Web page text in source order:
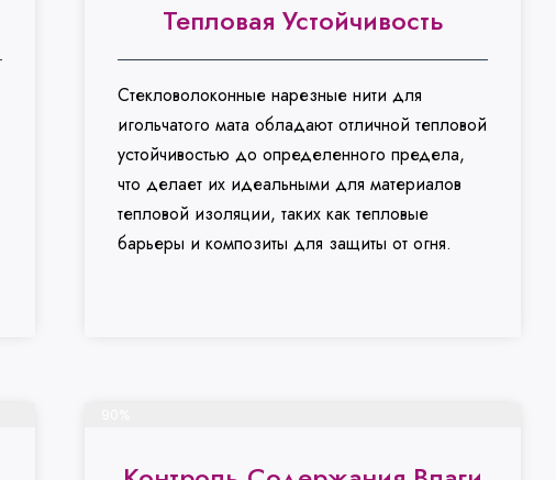
Тепловая Устойчивость
Стекловолоконные нарезные нити для
игольчатого мата обладают отличной тепловой
устойчивостью до определенного предела,
что делает их идеальными для материалов
тепловой изоляции, таких как тепловые
барьеры и композиты для защиты от огня.